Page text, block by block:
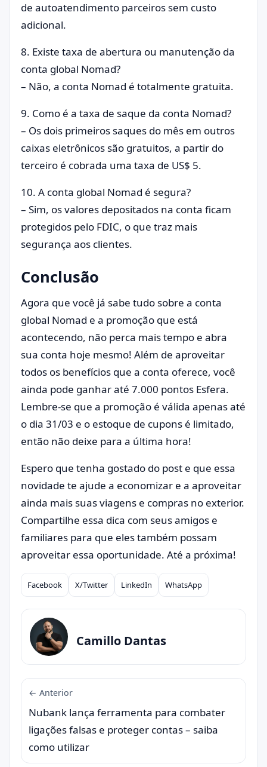
de autoatendimento parceiros sem custo
adicional.
8. Existe taxa de abertura ou manutenção da
conta global Nomad?
– Não, a conta Nomad é totalmente gratuita.
9. Como é a taxa de saque da conta Nomad?
– Os dois primeiros saques do mês em outros
caixas eletrônicos são gratuitos, a partir do
terceiro é cobrada uma taxa de US$ 5.
10. A conta global Nomad é segura?
– Sim, os valores depositados na conta ficam
protegidos pelo FDIC, o que traz mais
segurança aos clientes.
Conclusão
Agora que você já sabe tudo sobre a conta
global Nomad e a promoção que está
acontecendo, não perca mais tempo e abra
sua conta hoje mesmo! Além de aproveitar
todos os benefícios que a conta oferece, você
ainda pode ganhar até 7.000 pontos Esfera.
Lembre-se que a promoção é válida apenas até
o dia 31/03 e o estoque de cupons é limitado,
então não deixe para a última hora!
Espero que tenha gostado do post e que essa
novidade te ajude a economizar e a aproveitar
ainda mais suas viagens e compras no exterior.
Compartilhe essa dica com seus amigos e
familiares para que eles também possam
aproveitar essa oportunidade. Até a próxima!
Compartilhar
Facebook X/Twitter LinkedIn WhatsApp
Camillo Dantas
← Anterior
Nubank lança ferramenta para combater
ligações falsas e proteger contas – saiba
como utilizar